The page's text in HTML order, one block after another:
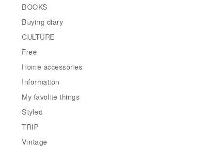
BOOKS
Buying diary
CULTURE
Free
Home accessories
Information
My favolite things
Styled
TRIP
Vintage